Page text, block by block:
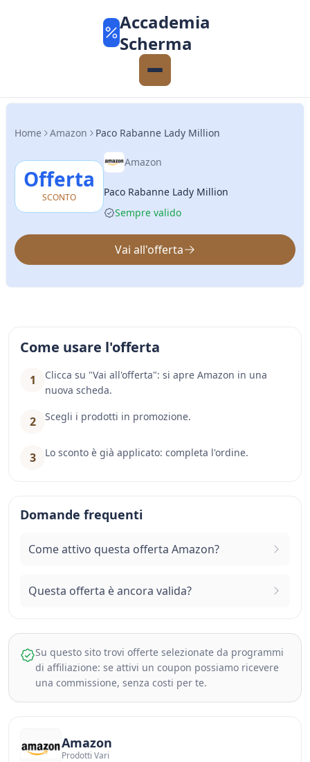
Accademia
Scherma
Home Amazon Paco Rabanne Lady Million
Offerta
SCONTO
Amazon
Paco Rabanne Lady Million
Sempre valido
Vai all'offerta
Come usare l'offerta
1
Clicca su "Vai all'offerta": si apre Amazon in una
nuova scheda.
2 Scegli i prodotti in promozione.
3 Lo sconto è già applicato: completa l'ordine.
Domande frequenti
Come attivo questa offerta Amazon?
Questa offerta è ancora valida?
Su questo sito trovi offerte selezionate da programmi
di affiliazione: se attivi un coupon possiamo ricevere
una commissione, senza costi per te.
Amazon
Prodotti Vari